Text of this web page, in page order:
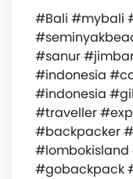
#Bali #mybali
#sanur
#indonesia
#indonesia
#traveller
#backpacker
#gobackpack